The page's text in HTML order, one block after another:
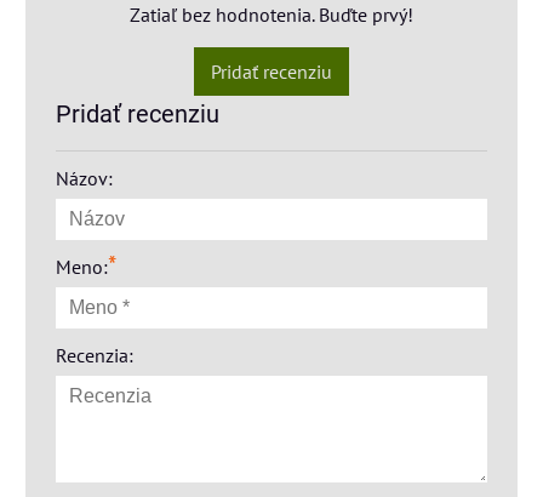
Zatiaľ bez hodnotenia. Buďte prvý!
Pridať recenziu
Pridať recenziu
Názov:
Meno:*
Recenzia: